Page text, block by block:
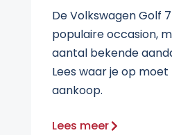
De Volkswagen Golf
populaire occasion,
aantal bekende
Lees waar je op
aankoop.
Lees meer